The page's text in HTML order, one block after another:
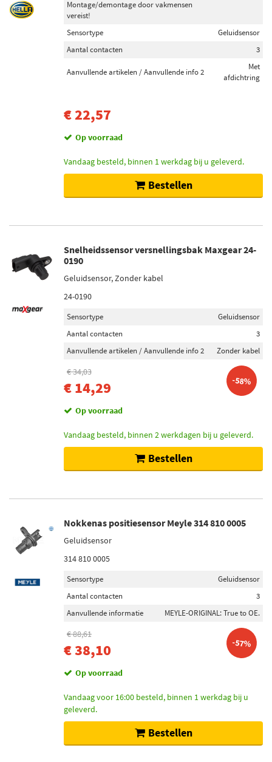
Montage/demontage door vakmensen
vereist!
Sensortype
Geluidsensor
Aantal contacten
3
Aanvullende artikelen / Aanvullende info 2
Met
afdichtring
€ 22,57
Op voorraad
Vandaag besteld, binnen 1 werkdag bij u geleverd.
Bestellen
Snelheidssensor versnellingsbak Maxgear 24-
0190
Geluidsensor, Zonder kabel
24-0190
Sensortype
Geluidsensor
Aantal contacten
3
Aanvullende artikelen / Aanvullende info 2
Zonder kabel
€ 34,03
€ 14,29 -58%
Op voorraad
Vandaag besteld, binnen 2 werkdagen bij u geleverd.
Bestellen
Nokkenas positiesensor Meyle 314 810 0005
Geluidsensor
314 810 0005
Sensortype
Geluidsensor
Aantal contacten
3
Aanvullende informatie
MEYLE-ORIGINAL: True to OE.
€ 88,61
€ 38,10 -57%
Op voorraad
Vandaag voor 16:00 besteld, binnen 1 werkdag bij u
geleverd.
Bestellen